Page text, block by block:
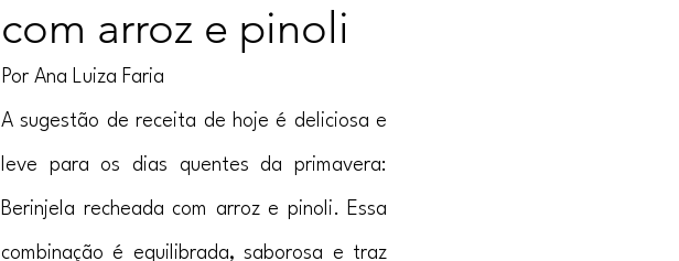
com arroz e pinoli
Por Ana Luiza Faria
A sugestão de receita de hoje é deliciosa e
leve para os dias quentes da primavera:
Berinjela recheada com arroz e pinoli. Essa
combinação é equilibrada, saborosa e traz